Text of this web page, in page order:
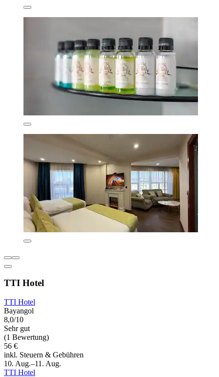
TTI Hotel
TTI Hotel
Bayangol
8,0/10
Sehr gut
(1 Bewertung)
56 €
inkl. Steuern & Gebühren
10. Aug.–11. Aug.
TTI Hotel